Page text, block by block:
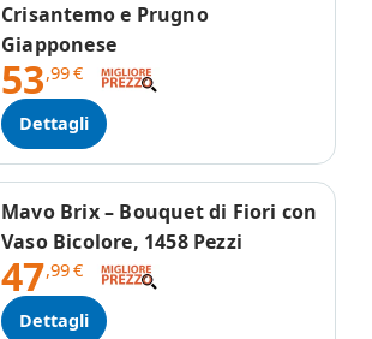
Crisantemo e Prugno
Giapponese
53,99€
Dettagli
Mavo Brix – Bouquet di Fiori con
Vaso Bicolore, 1458 Pezzi
47,99€
Dettagli